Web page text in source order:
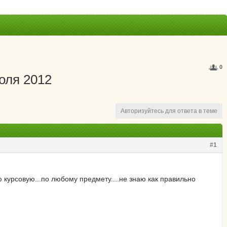
0
2012
Авторизуйтесь для ответа в теме
#1
любому предмету....не знаю как правильно